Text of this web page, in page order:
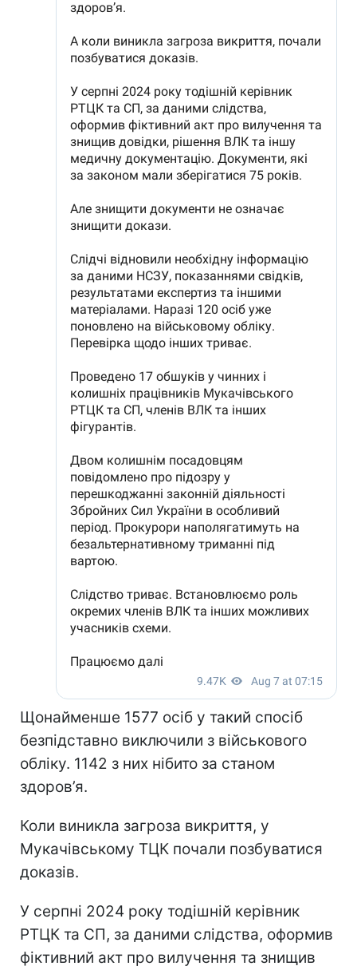
Щонайменше 1577 осіб у такий спосіб
безпідставно виключили з військового
обліку. 1142 з них нібито за станом
здоров’я.
Коли виникла загроза викриття, у
Мукачівському ТЦК почали позбуватися
доказів.
У серпні 2024 року тодішній керівник
РТЦК та СП, за даними слідства, оформив
фіктивний акт про вилучення та знищив